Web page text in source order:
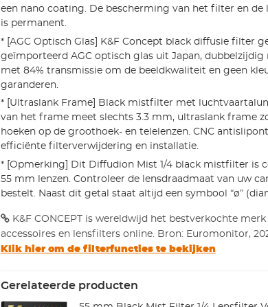
een nano coating. De bescherming van het filter en de
is permanent.
* [AGC Optisch Glas] K&F Concept black diffusie filter
geïmporteerd AGC optisch glas uit Japan,
met 84% transmissie om de beeldkwaliteit en geen
garanderen.
* [Ultraslank Frame] Black mistfilter met
van het frame meet slechts 3.3 mm, ultraslank frame
hoeken op de groothoek- en telelenzen. CNC
efficiënte filterverwijdering en installatie.
* [Opmerking] Dit Diffudion Mist 1/4 black mistfilter is
55 mm lenzen. Controleer de lensdraadmaat van uw
bestelt. Naast dit getal staat altijd een symbool “ø”
K&F CONCEPT is wereldwijd het bestverkochte
accessoires en lensfilters online. Bron: Euromonitor,
Klik hier om de filterfuncties te bekijken
Gerelateerde producten